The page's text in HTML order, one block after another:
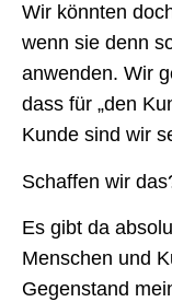
Wir könnten
wenn sie denn
anwenden. Wir
dass für „den
Kunde sind wir
Schaffen wir
Es gibt da
Menschen und
Gegenstand